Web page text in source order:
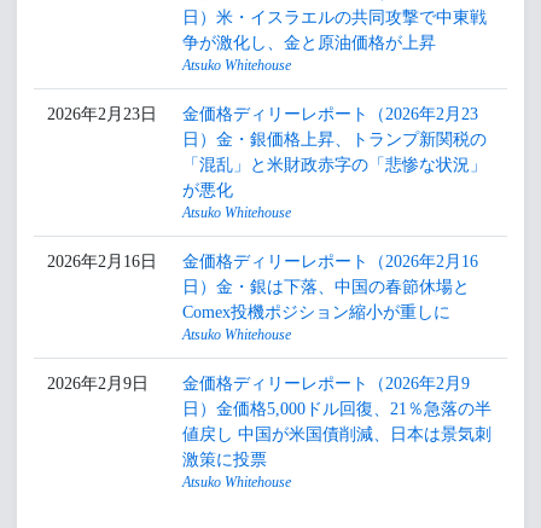
日）米・イスラエルの共同攻撃で中東戦
争が激化し、金と原油価格が上昇
Atsuko Whitehouse
2026年2月23日
金価格ディリーレポート（2026年2月23
日）金・銀価格上昇、トランプ新関税の
「混乱」と米財政赤字の「悲惨な状況」
が悪化
Atsuko Whitehouse
2026年2月16日
金価格ディリーレポート（2026年2月16
日）金・銀は下落、中国の春節休場と
Comex投機ポジション縮小が重しに
Atsuko Whitehouse
2026年2月9日
金価格ディリーレポート（2026年2月9
日）金価格5,000ドル回復、21％急落の半
値戻し 中国が米国債削減、日本は景気刺
激策に投票
Atsuko Whitehouse